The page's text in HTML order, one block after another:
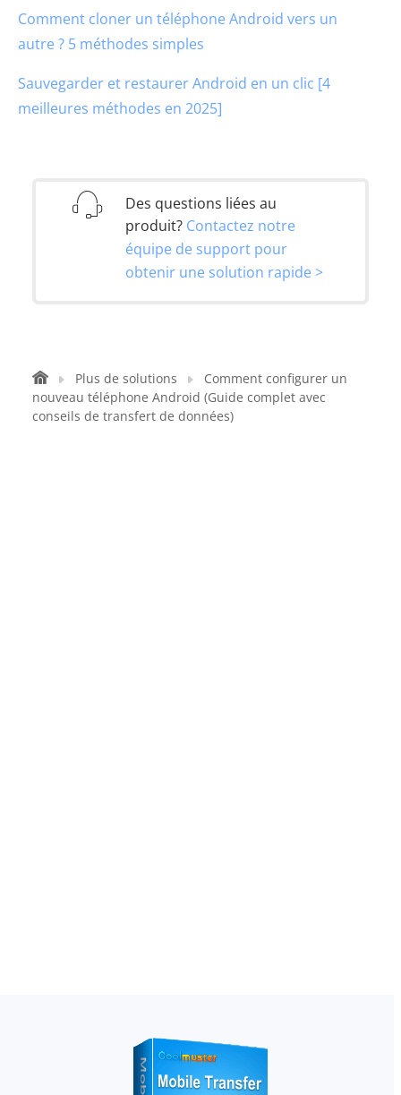
Comment cloner un téléphone Android vers un
autre ? 5 méthodes simples
Sauvegarder et restaurer Android en un clic [4
meilleures méthodes en 2025]
Des questions liées au
produit? Contactez notre
équipe de support pour
obtenir une solution rapide >
Plus de solutions
Comment configurer un
nouveau téléphone Android (Guide complet avec
conseils de transfert de données)